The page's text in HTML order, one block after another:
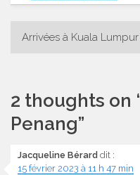
Navigation
Arrivées à Kuala Lumpur
2 thoughts on
Penang”
Jacqueline Bérard dit :
15 février 2023 à 11 h 47 min